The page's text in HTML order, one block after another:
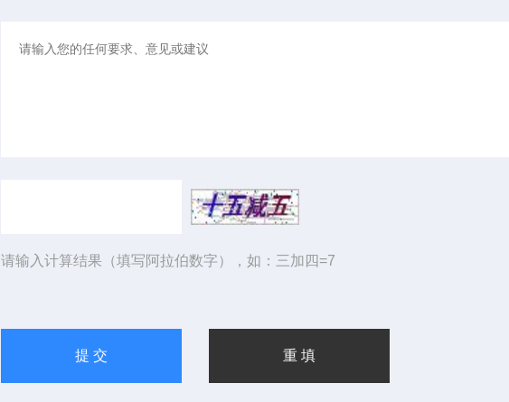
请输入计算结果（填写阿拉伯数字），如：三加四=7